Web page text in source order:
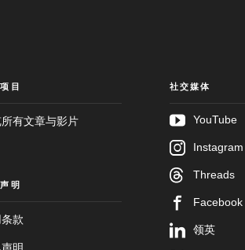
目
有文章与影片
明
款
社交媒体
YouTube
Instagram
Threads
Facebook
领英